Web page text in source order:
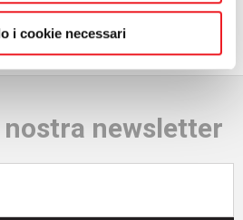
i cookie necessari
newsletter